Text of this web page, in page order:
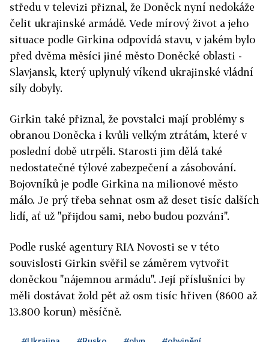
středu v televizi přiznal, že Doněck nyní nedokáže
čelit ukrajinské armádě. Vede mírový život a jeho
situace podle Girkina odpovídá stavu, v jakém bylo
před dvěma měsíci jiné město Doněcké oblasti -
Slavjansk, který uplynulý víkend ukrajinské vládní
síly dobyly.
Girkin také přiznal, že povstalci mají problémy s
obranou Doněcka i kvůli velkým ztrátám, které v
poslední době utrpěli. Starosti jim dělá také
nedostatečné týlové zabezpečení a zásobování.
Bojovníků je podle Girkina na milionové město
málo. Je prý třeba sehnat osm až deset tisíc dalších
lidí, ať už "přijdou sami, nebo budou pozváni".
Podle ruské agentury RIA Novosti se v této
souvislosti Girkin svěřil se záměrem vytvořit
doněckou "nájemnou armádu". Její příslušníci by
měli dostávat žold pět až osm tisíc hřiven (8600 až
13.800 korun) měsíčně.